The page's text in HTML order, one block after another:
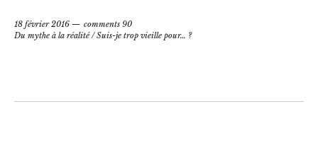
18 février 2016
comments 90
Du mythe à la réalité/Suis-je trop vieille pour… ?